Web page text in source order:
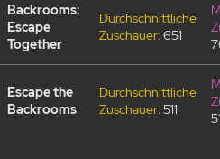
Backrooms:
Escape
Together
Durchschnittliche
Zuschauer: 651
Escape the
Backrooms
Durchschnittliche
Zuschauer: 511